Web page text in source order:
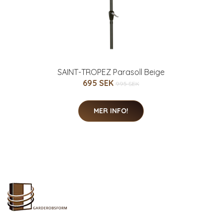
SAINT-TROPEZ Parasoll Beige
695 SEK 995 SEK
MER INFO!